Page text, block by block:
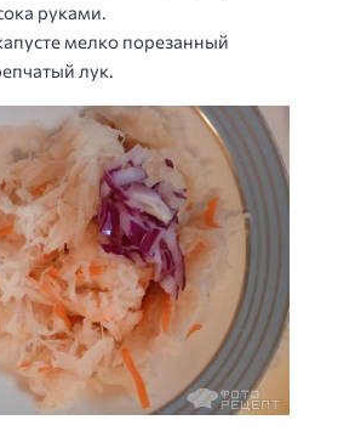
руками.
мелко порезанный
лук.